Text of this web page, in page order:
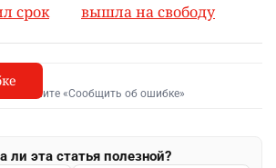
срок
вышла на свободу
и нажмите «Сообщить об ошибке»
ли эта статья полезной?